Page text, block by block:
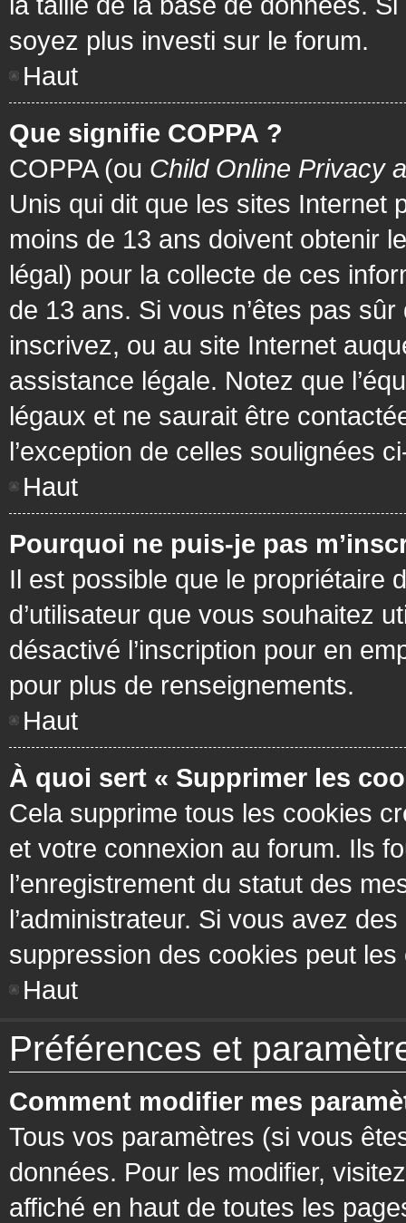
soyez plus investi sur le forum.
Haut
Que signifie COPPA ?
COPPA (ou Child Online Privacy
Unis qui dit que les sites Internet
moins de 13 ans doivent obtenir
légal) pour la collecte de ces
de 13 ans. Si vous n’êtes pas
inscrivez, ou au site Internet
assistance légale. Notez que
légaux et ne saurait être
l’exception de celles soulignées
Haut
Pourquoi ne puis-je pas
Il est possible que le propriétaire
d’utilisateur que vous souhaitez
désactivé l’inscription pour en
pour plus de renseignements.
Haut
À quoi sert « Supprimer les
Cela supprime tous les cookies
et votre connexion au forum. Ils
l’enregistrement du statut des
l’administrateur. Si vous avez
suppression des cookies peut les
Haut
Préférences et
Comment modifier mes
Tous vos paramètres (si vous
données. Pour les modifier,
affiché en haut de toutes les